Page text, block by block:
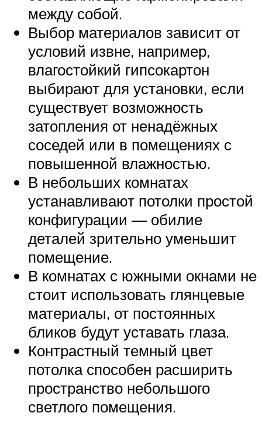
между собой.
Выбор материалов зависит от
условий извне, например,
влагостойкий гипсокартон
выбирают для установки, если
существует возможность
затопления от ненадёжных
соседей или в помещениях с
повышенной влажностью.
В небольших комнатах
устанавливают потолки простой
конфигурации — обилие
деталей зрительно уменьшит
помещение.
В комнатах с южными окнами не
стоит использовать глянцевые
материалы, от постоянных
бликов будут уставать глаза.
Контрастный темный цвет
потолка способен расширить
пространство небольшого
светлого помещения.